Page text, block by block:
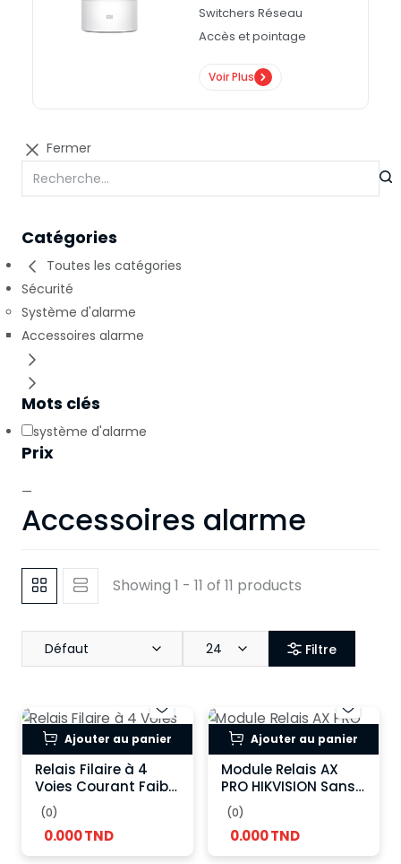
Switchers Réseau
Accès et pointage
Voir Plus
Fermer
Catégories
Toutes les catégories
Sécurité
Système d'alarme
Accessoires alarme
Mots clés
système d'alarme
Prix
—
Accessoires alarme
Showing 1 - 11 of 11 products
Défaut 24 Filtre
Ajouter au panier
Relais Filaire à 4
Voies Courant Faible
HIKVISION
(0)
0.000 TND
Ajouter au panier
Module Relais AX
PRO HIKVISION Sans
Fil
(0)
0.000 TND